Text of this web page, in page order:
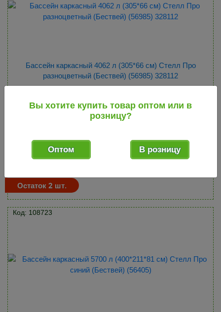
Бассейн каркасный 4062 л (305*66 см) Стелл Про
разноцветный (Бествей) (56985) 328112
11 131 руб.
5 565 руб.
Остаток 2 шт.
Код: 108723
Вы хотите купить товар оптом или в
розницу?
Оптом В розницу